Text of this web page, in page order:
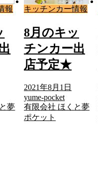
報
夢
キッチンカー情報
8月のキッ
チンカー出
店予定★
2021年8月1日
yume-pocket
有限会社 ほくと夢
ポケット